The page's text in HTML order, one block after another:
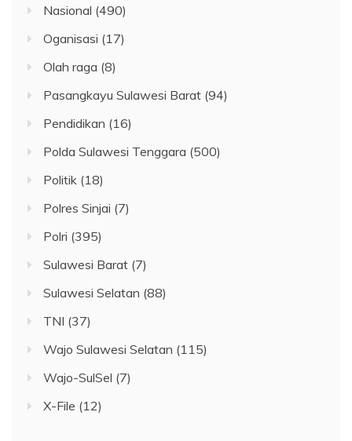
Nasional (490)
Oganisasi (17)
Olah raga (8)
Pasangkayu Sulawesi Barat (94)
Pendidikan (16)
Polda Sulawesi Tenggara (500)
Politik (18)
Polres Sinjai (7)
Polri (395)
Sulawesi Barat (7)
Sulawesi Selatan (88)
TNI (37)
Wajo Sulawesi Selatan (115)
Wajo-SulSel (7)
X-File (12)